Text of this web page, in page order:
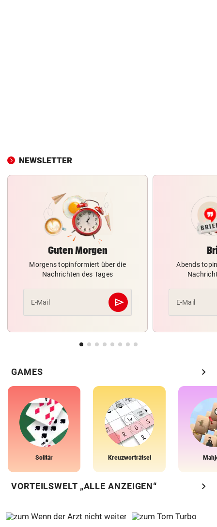
NEWSLETTER
Guten Morgen
Morgens topinformiert über die
Nachrichten des Tages
E-Mail send
Abschicken
Abends
E-Mail
GAMES chevron_right
Solitär Kreuzworträtsel
VORTEILSWELT „ALLE ANZEIGEN“ chevron_right